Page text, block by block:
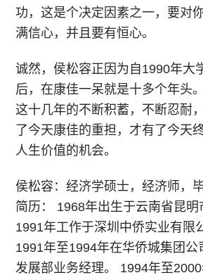
功，这是个决定因素之一，要对
满信心，并且要有恒心。
诚然，侯松容正因为自1990年大
后，在康佳一呆就是十多个年头
这十几年的不断积蓄，不断忍耐
了今天康佳的重担，才有了今天
人生价值的机会。
侯松容：经济学硕士，经济师，
简历： 1968年出生于云南省昆明
1991年工作于深圳中侨实业有限
1991年至1994年在华侨城集团公
发展部业务经理。 1994年至